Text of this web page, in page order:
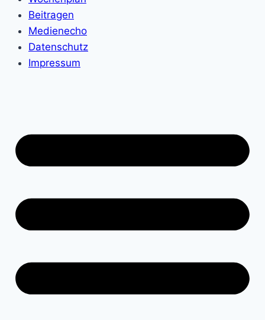
Beitragen
Medienecho
Datenschutz
Impressum